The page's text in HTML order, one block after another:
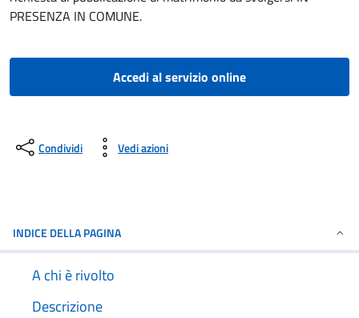
PRESENZA IN COMUNE.
Accedi al servizio online
Condividi Vedi azioni
INDICE DELLA PAGINA
A chi è rivolto
Descrizione